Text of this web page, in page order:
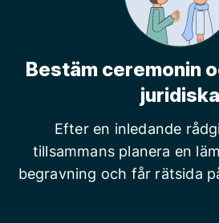
Bestäm ceremonin
juridiska
Efter en inledande
tillsammans planera en
begravning och får rätsida